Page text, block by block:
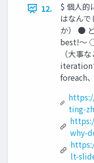
12.
$ 個人的
はなん
か） ●
best!～
（大事
iteration
foreach
ting-
why-
lt-